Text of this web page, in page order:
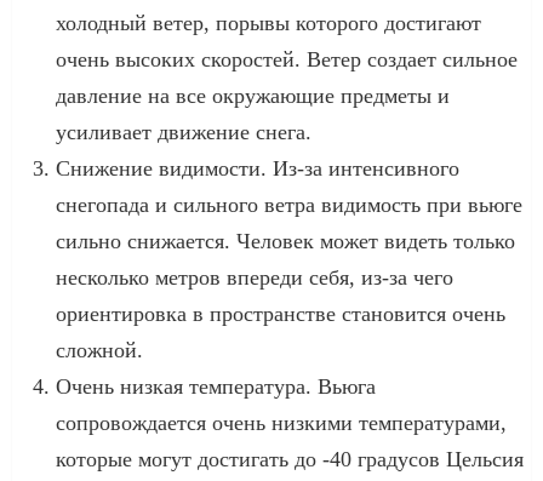
холодный ветер, порывы которого достигают
очень высоких скоростей. Ветер создает сильное
давление на все окружающие предметы и
усиливает движение снега.
Снижение видимости. Из-за интенсивного
снегопада и сильного ветра видимость при вьюге
сильно снижается. Человек может видеть только
несколько метров впереди себя, из-за чего
ориентировка в пространстве становится очень
сложной.
Очень низкая температура. Вьюга
сопровождается очень низкими температурами,
которые могут достигать до -40 градусов Цельсия